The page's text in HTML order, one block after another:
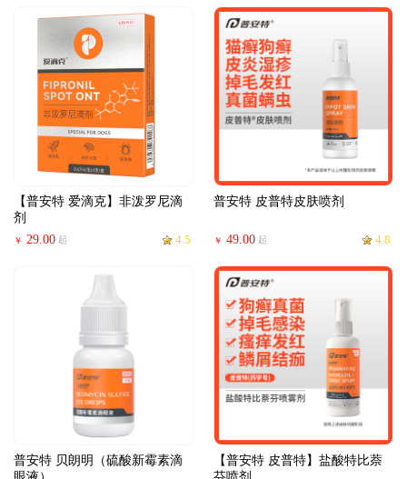
【普安特 爱滴克】非泼罗尼滴
剂
￥ 29.00 起 4.5
普安特 皮普特皮肤喷剂
￥ 49.00 起 4.8
普安特 贝朗明（硫酸新霉素滴
【普安特 皮普特】盐酸特比萘